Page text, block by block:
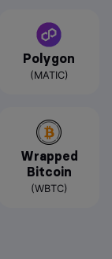
Polygon
(MATIC)
Wrapped
Bitcoin
(WBTC)